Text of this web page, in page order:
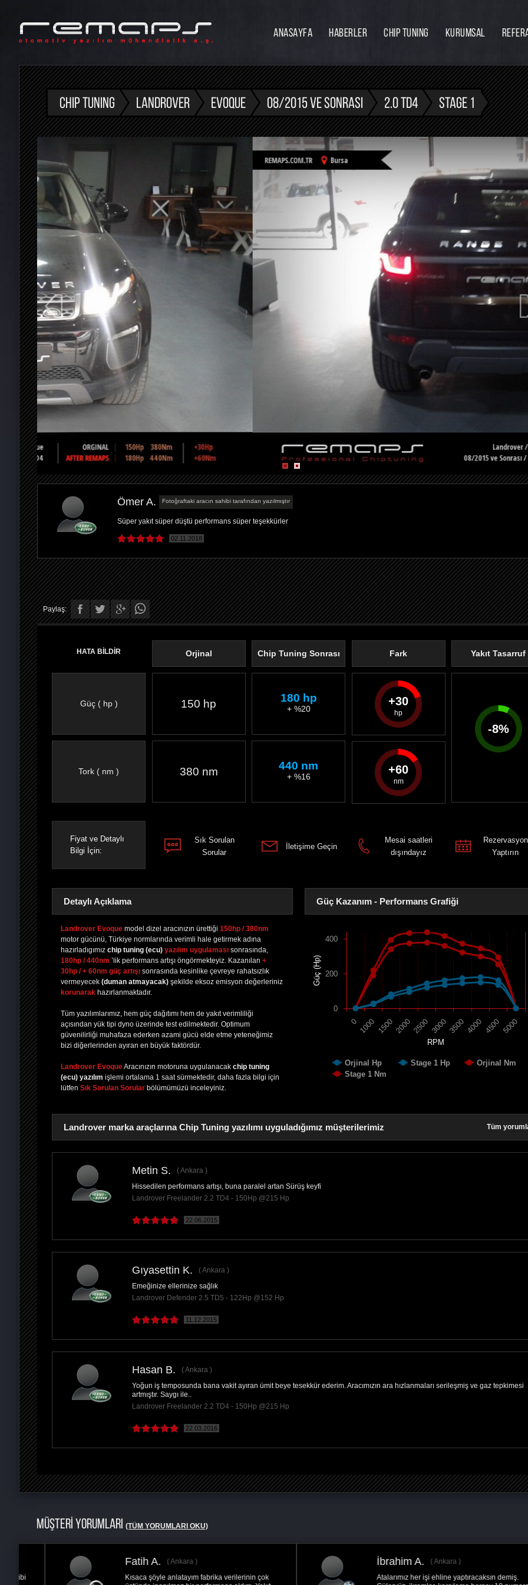
ANASAYFA HABERLER CHIP TUNING KURUMSAL
CHIP TUNING LANDROVER EVOQUE 08/2015 VE SONRASI 2.0 TD4 STAGE 1
Ömer A. Fotoğraftaki aracın sahibi tarafından yazılmıştır
Süper yakıt süper düştü performans süper teşekkürler
02.11.2018
Paylaş:
PAYLAŞPAYLAŞPLUS'TA
PAYLAŞ
PAYLAŞ
HATA BİLDİR
Güç ( hp )
Tork ( nm )
Orjinal
150 hp
380 nm
Chip Tuning Sonrası
180 hp
+ %20
440 nm
+ %16
Fark
30
60
Yakıt Tasarruf
-8%
Fiyat ve Detaylı
Bilgi İçin:
Sık Sorulan
Sorular
İletişime Geçin
Mesai saatleri
dışındayız
Rezervasyon
Yaptırın
Detaylı Açıklama
Landrover Evoque model dizel aracınızın ürettiği 150hp / 380nm
motor gücünü, Türkiye normlarında verimli hale getirmek adına
hazırladıgımız chip tuning (ecu) yazılım uygulaması sonrasında,
180hp / 440nm ’lik performans artışı öngörmekteyiz. Kazanılan +
30hp / + 60nm güç artışı sonrasında kesinlike çevreye rahatsızlık
vermeyecek (duman atmayacak) şekilde eksoz emisyon değerleriniz
korunarak hazırlanmaktadır.
Tüm yazılımlarımız, hem güç dağıtımı hem de yakıt verimliliği
açısından yük tipi dyno üzerinde test edilmektedir. Optimum
güvenilirliği muhafaza ederken azami gücü elde etme yeteneğimiz
bizi diğerlerinden ayıran en büyük faktördür.
Landrover EvoqueAracınızın motoruna uygulanacak chip tuning
(ecu) yazılım işlemi ortalama 1 saat sürmektedir, daha fazla bilgi için
lütfen Sık Sorulan Sorular bölümümüzü inceleyiniz.
Güç Kazanım - Performans Grafiği
RPM
Güç (Hp)
Orjinal Hp Stage 1 Hp
Orjinal Nm
Stage 1 Nm
0 1000 150020002500 30003500 4000 4500 5000
0
200
400
Landrover marka araçlarına Chip Tuning yazılımı uyguladığımız müşterilerimiz Tüm
Metin S.
Ankara
Hissedilen performans artışı, buna paralel artan Sürüş keyfi
Landrover Freelander 2.2 TD4 - 150Hp @215 Hp
22.06.2015
Gıyasettin K.
Ankara
Emeğinize ellerinize sağlık
Landrover Defender 2.5 TD5 - 122Hp @152 Hp
11.12.2015
Hasan B.
Ankara
Yoğun iş temposunda bana vakit ayıran ümit beye tesekkür ederim. Aracımızın ara hızlanmaları serileşmiş ve gaz tepkimesi
artmıştır. Saygı ile..
Landrover Freelander 2.2 TD4 - 150Hp @215 Hp
22.03.2016
MÜŞTERİ YORUMLARI (TÜM YORUMLARI OKU)
İbrahim A.
Ankara
Atalarımız her işi ehline yaptıracaksın demiş.
İsmail Hakkı G.
Ankara
Aracıma yapılan, performans iyileştirme